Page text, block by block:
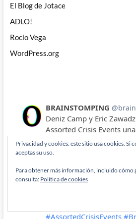
El Blog de Jotace
ADLO!
Rocío Vega
WordPress.org
Privacidad y cookies: este sitio usa cookies. Si
aceptas su uso.
Para obtener más información, incluido cómo
consulta: Política de cookies